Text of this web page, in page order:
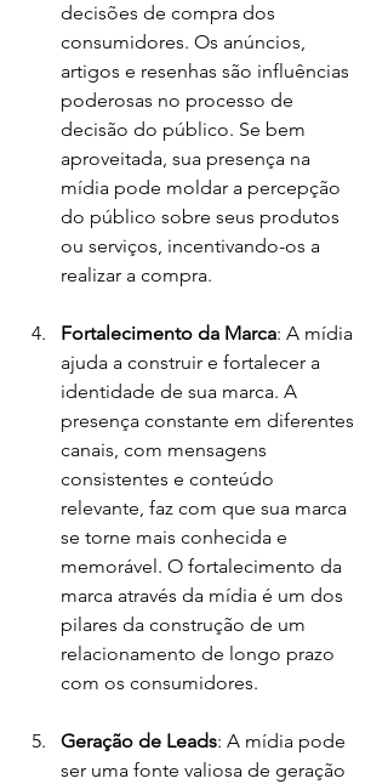
decisões de compra dos
consumidores. Os anúncios,
artigos e resenhas são influências
poderosas no processo de
decisão do público. Se bem
aproveitada, sua presença na
mídia pode moldar a percepção
do público sobre seus produtos
ou serviços, incentivando-os a
realizar a compra.
Fortalecimento da Marca: A mídia
ajuda a construir e fortalecer a
identidade de sua marca. A
presença constante em diferentes
canais, com mensagens
consistentes e conteúdo
relevante, faz com que sua marca
se torne mais conhecida e
memorável. O fortalecimento da
marca através da mídia é um dos
pilares da construção de um
relacionamento de longo prazo
com os consumidores.
Geração de Leads: A mídia pode
ser uma fonte valiosa de geração